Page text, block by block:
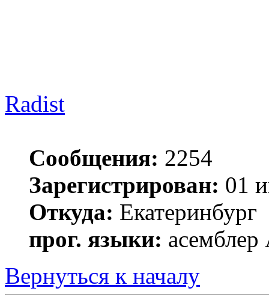
Radist
Сообщения: 2254
Зарегистрирован: 01
Откуда: Екатеринбург
прог. языки: асемблер
Вернуться к началу